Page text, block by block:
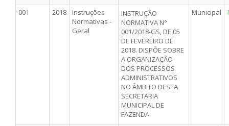
001 2018
Instruções
Normativas -
Geral
INSTRUÇÃO
NORMATIVA N°
001/2018-GS, DE 05
DE FEVEREIRO DE
2018. DISPÕE SOBRE
A ORGANIZAÇÃO
DOS PROCESSOS
ADMINISTRATIVOS
NO ÂMBITO DESTA
SECRETARIA
MUNICIPAL DE
FAZENDA.
Municipal